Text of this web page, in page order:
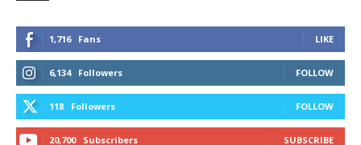
1,716 Fans LIKE
6,134 Followers FOLLOW
118 Followers FOLLOW
20,700 Subscribers SUBSCRIBE